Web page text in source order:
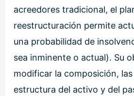
acreedores tradicional, el
reestructuración permite
una probabilidad de
sea inminente o actual). Su
modificar la composición,
estructura del activo y del